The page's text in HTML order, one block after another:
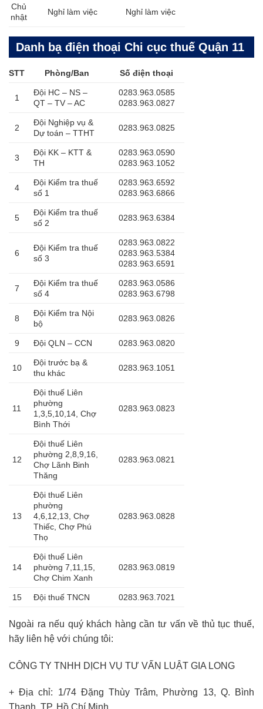
Chủ
nhật
Nghỉ làm việc Nghỉ làm việc
Danh bạ điện thoại Chi cục thuế Quận 11
STT Phòng/Ban Số điện thoại
1
Đội HC – NS –
QT – TV – AC
0283.963.0585
0283.963.0827
2
Đội Nghiệp vụ &
Dự toán – TTHT
0283.963.0825
3
Đội KK – KTT &
TH
0283.963.0590
0283.963.1052
4
Đội Kiểm tra thuế
số 1
0283.963.6592
0283.963.6866
5
Đội Kiểm tra thuế
số 2
0283.963.6384
6
Đội Kiểm tra thuế
số 3
0283.963.0822
0283.963.5384
0283.963.6591
7
Đội Kiểm tra thuế
số 4
0283.963.0586
0283.963.6798
8
Đội Kiểm tra Nội
bộ
0283.963.0826
9 Đội QLN – CCN 0283.963.0820
10
Đội trước bạ &
thu khác
0283.963.1051
11
Đội thuế Liên
phường
1,3,5,10,14, Chợ
Bình Thới
0283.963.0823
12
Đội thuế Liên
phường 2,8,9,16,
Chợ Lãnh Binh
Thăng
0283.963.0821
13
Đội thuế Liên
phường
4,6,12,13, Chợ
Thiếc, Chợ Phú
Thọ
0283.963.0828
14
Đội thuế Liên
phường 7,11,15,
Chợ Chim Xanh
0283.963.0819
15 Đội thuế TNCN 0283.963.7021
Ngoài ra nếu quý khách hàng cần tư vấn về thủ tục thuế,
hãy liên hệ với chúng tôi:
CÔNG TY TNHH DỊCH VỤ TƯ VẤN LUẬT GIA LONG
+ Địa chỉ: 1/74 Đặng Thùy Trâm, Phường 13, Q. Bình